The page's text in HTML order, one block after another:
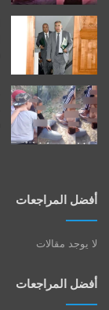
أفضل المراجعات
لا يوجد مقالات
أفضل المراجعات